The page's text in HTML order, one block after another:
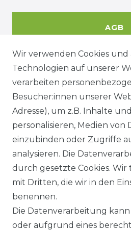
AGB
Sie sind
Sie erreichen
Wir verwenden Cookies und
Technologien auf unserer
verarbeiten
Besucher:innen unserer
Adresse), um z.B. Inhalte
personalisieren, Medien von
einzubinden oder Zugriffe
analysieren. Die
durch gesetzte Cookies. Wir
mit Dritten, die wir in den
benennen.
Die Datenverarbeitung
oder aufgrund eines